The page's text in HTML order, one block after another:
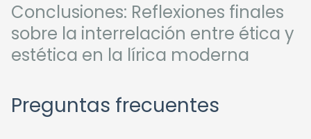
Conclusiones: Reflexiones finales
sobre la interrelación entre ética y
estética en la lírica moderna
Preguntas frecuentes